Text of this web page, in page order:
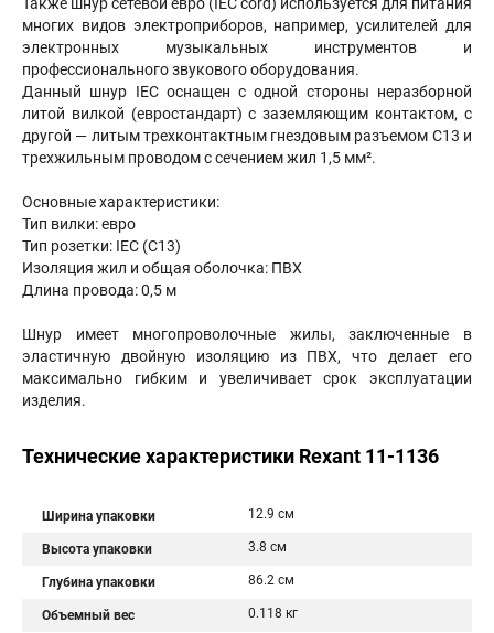
многих видов электроприборов, например, усилителей для
электронных музыкальных инструментов и
профессионального звукового оборудования.
Данный шнур IEC оснащен с одной стороны неразборной
литой вилкой (евростандарт) с заземляющим контактом, с
другой — литым трехконтактным гнездовым разъемом C13 и
трехжильным проводом с сечением жил 1,5 мм².
Основные характеристики:
Тип вилки: евро
Тип розетки: IEC (С13)
Изоляция жил и общая оболочка: ПВХ
Длина провода: 0,5 м
Шнур имеет многопроволочные жилы, заключенные в
эластичную двойную изоляцию из ПВХ, что делает его
максимально гибким и увеличивает срок эксплуатации
изделия.
Технические характеристики Rexant 11-1136
Ширина упаковки 12.9 см
Высота упаковки 3.8 см
Глубина упаковки 86.2 см
Объемный вес 0.118 кг